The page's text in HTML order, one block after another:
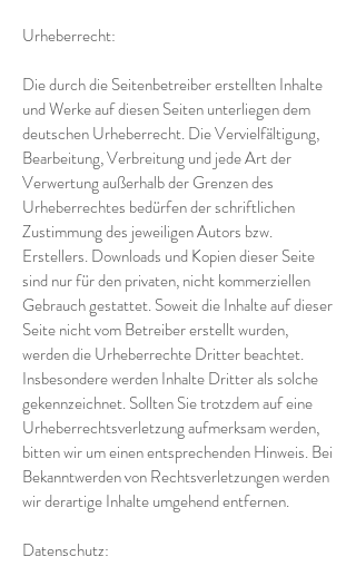
Urheberrecht:
Die durch die Seitenbetreiber erstellten Inhalte
und Werke auf diesen Seiten unterliegen dem
deutschen Urheberrecht. Die Vervielfältigung,
Bearbeitung, Verbreitung und jede Art der
Verwertung außerhalb der Grenzen des
Urheberrechtes bedürfen der schriftlichen
Zustimmung des jeweiligen Autors bzw.
Erstellers. Downloads und Kopien dieser Seite
sind nur für den privaten, nicht kommerziellen
Gebrauch gestattet. Soweit die Inhalte auf dieser
Seite nicht vom Betreiber erstellt wurden,
werden die Urheberrechte Dritter beachtet.
Insbesondere werden Inhalte Dritter als solche
gekennzeichnet. Sollten Sie trotzdem auf eine
Urheberrechtsverletzung aufmerksam werden,
bitten wir um einen entsprechenden Hinweis. Bei
Bekanntwerden von Rechtsverletzungen werden
wir derartige Inhalte umgehend entfernen.
Datenschutz: